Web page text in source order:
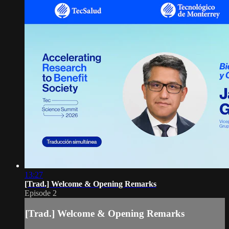
13:27
[Trad.] Welcome & Opening Remarks
Episode 2
[Trad.] Welcome & Opening Remarks